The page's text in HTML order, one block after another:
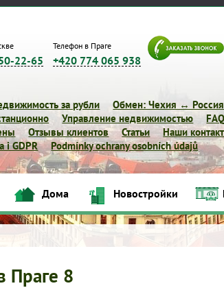
22-65
Телефон в Праге
+420 774 065 938
за рубли
Обмен: Чехия ↔ Россия
Управление недвижимостью
FAQ
Отзывы клиентов Статьи
Наши
i GDPR
Podmínky ochrany osobních údajů
Дома Новостройки
Дома Новостройки
Праге 8